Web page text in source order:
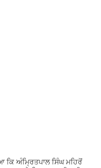
ਕਿ ਅੰਮ੍ਰਿਤਪਾਲ ਸਿੰਘ ਮਹਿਰੋਂ